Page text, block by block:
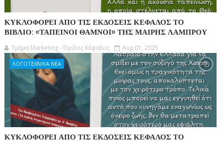
ΚΥΚΛΟΦΟΡΕΙ ΑΠΟ ΤΙΣ ΕΚΔΟΣΕΙΣ ΚΕΦΑΛΟΣ ΤΟ
ΒΙΒΛΙΟ: «ΤΑΠΕΙΝΟΙ ΘΑΜΝΟΙ» ΤΗΣ ΜΑΙΡΗΣ ΛΑΜΠΡΟΥ
Τμήμα Marketing - Όμιλος Κέφαλος Aug 01, 2025
ΛΟΓΟΤΕΧΝΙΚΑ ΝΕΑ
ΚΥΚΛΟΦΟΡΕΙ ΑΠΟ ΤΙΣ ΕΚΔΟΣΕΙΣ ΚΕΦΑΛΟΣ ΤΟ